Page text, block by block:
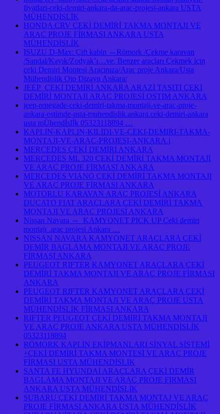
fiyatlari-ceki-demiri-ankara-da-arac-projesi-ankara USTA
MÜHENDİSLİK
HONDA CRV ÇEKİ DEMİRİ TAKMA MONTAJI VE
ARAÇ PROJE FİRMASI ANKARA USTA
MÜHENDİSLİK
ISUZU D-Max: Çift kabin ⇔Römork /Çekme karavan
/Sandal/Kayık/Zodyak’ı…ve. Benzer araçları Çekmek için
çeki Demiri Montesi Aracınıza/Araç proje Ankara/Usta
Mühendislik Oto Dizayn Ankara/
JEEP ÇEKİ DEMİRİ ANKARA ARAZİ TAŞITI ÇEKİ
DEMİRİ MONTAJI ARAÇ PROJESİ OSTİM ANKARA
jeep-renegade-ceki-demiri-takma-montaji-ve-arac-proje-
ankara-ostimde-usta-muhendislik.ankara.ceki-demiri-ankara
usta mÜhendİslİk 05323118894 …
KAPLIN-KAPLIN-KILIDI-VE-CEKI-DEMIRI-TAKMA-
MONTAJI-VE-ARAC-PROJESI-ANKARA.j
MERCEDES ÇEKİ DEMİRİ ANKARA
MERCEDES ML 320 ÇEKİ DEMİRİ TAKMA MONTAJI
VE ARAÇ PROJE FİRMASI ANKARA
MERCEDES VIANO ÇEKİ DEMİRİ TAKMA MONTAJI
VE ARAÇ PROJE FİRMASI ANKARA
MOTORLU KARAVAN ARAÇ PROJESİ ANKARA
DUCATO FIAT ARAÇLARA ÇEKİ DEMİRİ TAKMA
MONTAJI VE ARAÇ PROJESİ ANKARA
Nissan Navara ⇔ KAMYONET PICK UP Çeki demiri
montajı .araç projesi Ankara …
NISSAN NAVARA KAMYONET ARAÇLARA ÇEKİ
DEMİR BAGLAMA MONTAJI VE ARAÇ PROJE
FİRMASI ANKARA
PEUGEOT RIFTER KAMYONET ARAÇLARA ÇEKİ
DEMİRİ TAKMA MONTAJI VE ARAÇ PROJE FİRMASI
ANKARA
PEUGEOT RIFTER KAMYONET ARAÇLARA ÇEKİ
DEMİRİ TAKMA MONTAJI VE ARAÇ PROJE USTA
MÜHENDİSLİK FİRMASI ANKARA
RIFTER PEUGEOT ÇEKİ DEMİRİ TAKMA MONTAJI
VE ARAÇ PROJE ANKARA USTA MÜHENDİSLİK
05323118894
RÖMORK KAPLİN EKİPMANLARI SİNYAL SİSTEMİ
+ÇEKİ DEMİRİ TAKMA MONTESİ VE ARAÇ PROJE
FİRMASI USTA MÜHENDİSLİK
SANTA FE HYUNDAİ ARAÇLARA ÇEKİ DEMİR
BAGLAMA MONTAJI VE ARAÇ PROJE FİRMASI
ANKARA USTA MÜHENDİSLİK
SUBARU ÇEKİ DEMİRİ TAKMA MONTAJ VE ARAÇ
PROJE FİRMASI ANKARA USTA MÜHENDİSLİK